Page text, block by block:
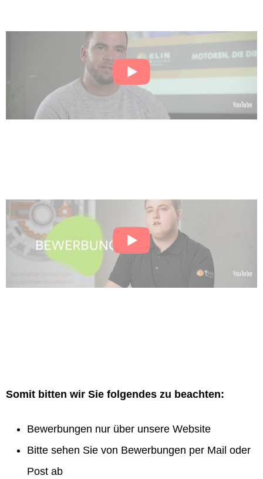
Somit bitten wir Sie folgendes zu beachten:
Bewerbungen nur über unsere Website
Bitte sehen Sie von Bewerbungen per Mail oder
Post ab